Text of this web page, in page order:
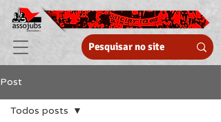
Post
Todos posts